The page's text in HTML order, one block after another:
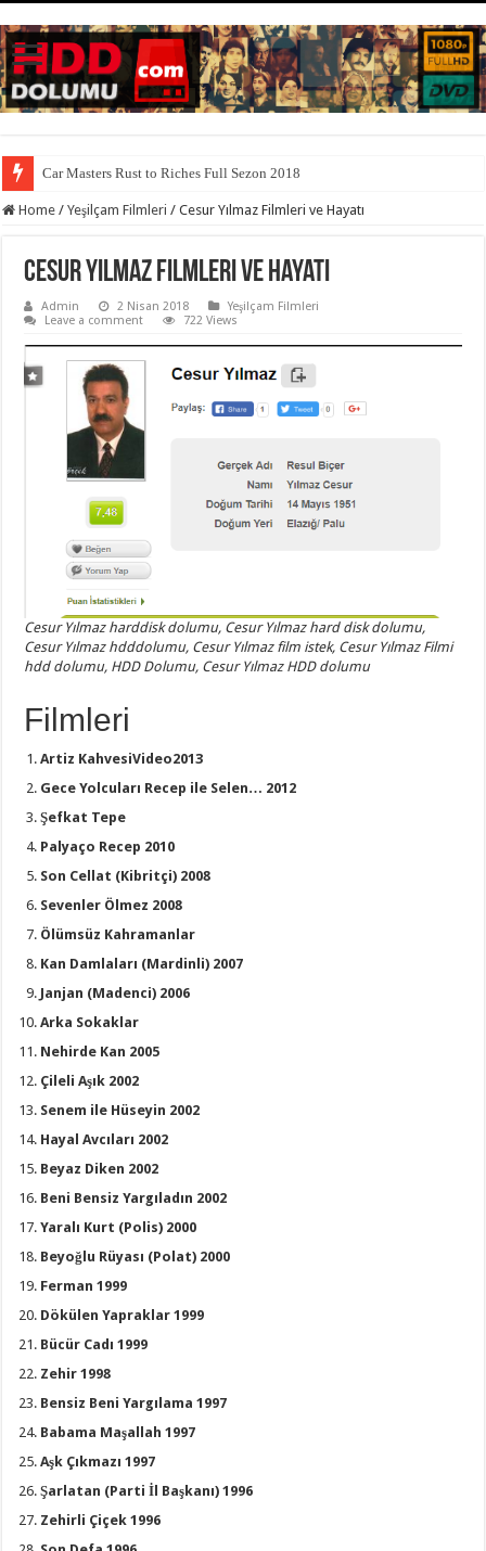
Car Masters Rust to Riches Full Sezon 2018
Home / Yeşilçam Filmleri / Cesur Yılmaz Filmleri ve Hayatı
Cesur Yılmaz Filmleri ve Hayatı
Admin 2 Nisan 2018
Yeşilçam Filmleri
Leave a comment
722 Views
Cesur Yılmaz harddisk dolumu, Cesur Yılmaz hard disk dolumu,
Cesur Yılmaz hdddolumu, Cesur Yılmaz film istek, Cesur Yılmaz Filmi
hdd dolumu, HDD Dolumu, Cesur Yılmaz HDD dolumu
Filmleri
Artiz KahvesiVideo2013
Gece Yolcuları Recep ile Selen… 2012
Şefkat Tepe
Palyaço Recep 2010
Son Cellat (Kibritçi) 2008
Sevenler Ölmez 2008
Ölümsüz Kahramanlar
Kan Damlaları (Mardinli) 2007
Janjan (Madenci) 2006
Arka Sokaklar
Nehirde Kan 2005
Çileli Aşık 2002
Senem ile Hüseyin 2002
Hayal Avcıları 2002
Beyaz Diken 2002
Beni Bensiz Yargıladın 2002
Yaralı Kurt (Polis) 2000
Beyoğlu Rüyası (Polat) 2000
Ferman 1999
Dökülen Yapraklar 1999
Bücür Cadı 1999
Zehir 1998
Bensiz Beni Yargılama 1997
Babama Maşallah 1997
Aşk Çıkmazı 1997
Şarlatan (Parti İl Başkanı) 1996
Zehirli Çiçek 1996